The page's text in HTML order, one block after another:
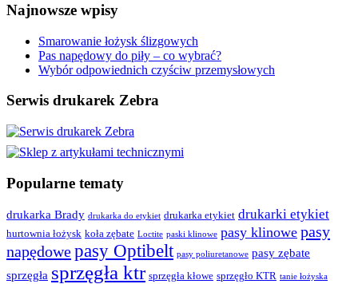
Najnowsze wpisy
Smarowanie łożysk ślizgowych
Pas napędowy do piły – co wybrać?
Wybór odpowiednich czyściw przemysłowych
Serwis drukarek Zebra
Popularne tematy
drukarka Brady drukarka do etykiet drukarka etykiet drukarki etykiet
hurtownia łożysk koła zębate Loctite paski klinowe pasy klinowe pasy
napędowepasy Optibelt pasy poliuretanowe pasy zębate
sprzęgła sprzęgła ktr sprzęgła kłowe sprzęgło KTR tanie łożyska